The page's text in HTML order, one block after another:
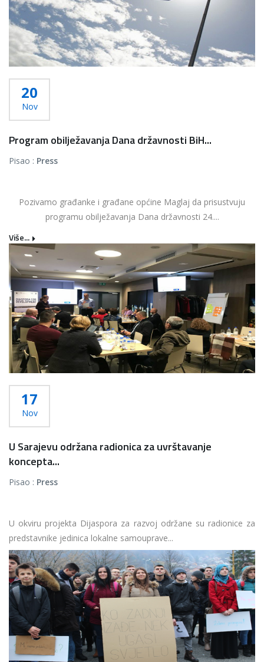
20
Nov
Program obilježavanja Dana državnosti BiH...
Pisao : Press
Pozivamo građanke i građane općine Maglaj da prisustvuju
programu obilježavanja Dana državnosti 24....
Više...
17
Nov
U Sarajevu održana radionica za uvrštavanje
koncepta...
Pisao : Press
U okviru projekta Dijaspora za razvoj održane su radionice za
predstavnike jedinica lokalne samouprave...
Više...